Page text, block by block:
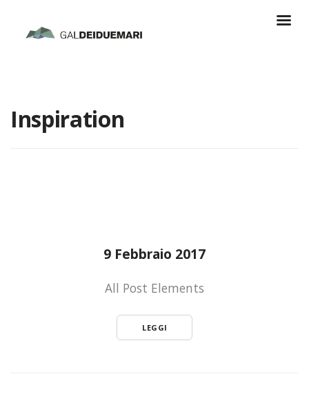
Inspiration
9 Febbraio 2017
All Post Elements
LEGGI